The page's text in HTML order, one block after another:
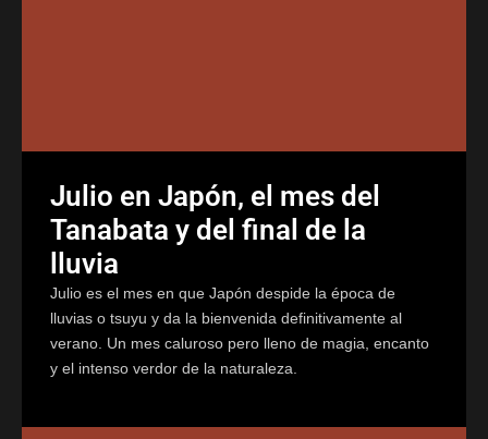
Julio en Japón, el mes del
Tanabata y del final de la
lluvia
Julio es el mes en que Japón despide la época de
lluvias o tsuyu y da la bienvenida definitivamente al
verano. Un mes caluroso pero lleno de magia, encanto
y el intenso verdor de la naturaleza.